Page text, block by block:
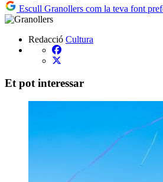
Escull Granollers com la teva font
Redacció Cultura
Et pot interessar